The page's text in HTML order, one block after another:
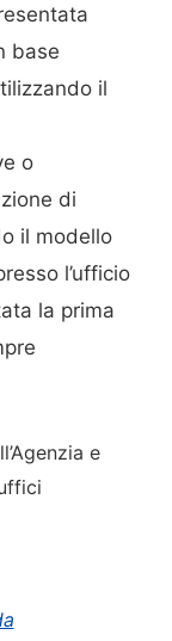
base
il
o
di
il modello
l’ufficio
la prima
e